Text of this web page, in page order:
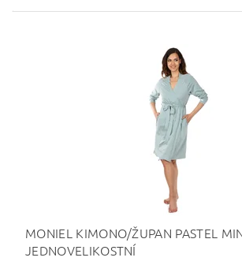
MONIEL KIMONO/ŽUPAN PASTEL
JEDNOVELIKOSTNÍ